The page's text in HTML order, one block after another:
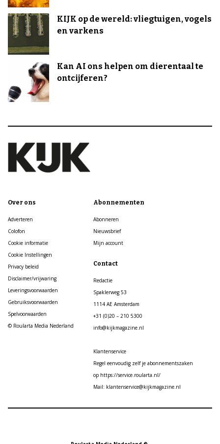
KIJK op de wereld: vliegtuigen, vogels
en varkens
Kan AI ons helpen om dierentaal te
ontcijferen?
Over ons
Adverteren
Colofon
Cookie informatie
Cookie Instellingen
Privacy beleid
Disclaimer/vrijwaring
Leveringsvoorwaarden
Gebruiksvoorwaarden
Spelvoorwaarden
© Roularta Media Nederland
Abonnementen
Abonneren
Nieuwsbrief
Mijn account
Contact
Redactie
Spaklerweg 53
1114 AE Amsterdam
+31 (0)20 – 210 5300
info@kijkmagazine.nl
Klantenservice
Regel eenvoudig zelf je abonnementszaken
op https://service.roularta.nl/
Mail: klantenservice@kijkmagazine.nl